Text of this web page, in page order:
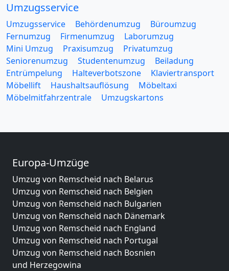
Umzugsservice
Umzugsservice Behördenumzug
Büroumzug
Fernumzug
Firmenumzug
Laborumzug
Mini Umzug
Praxisumzug
Privatumzug
Seniorenumzug
Studentenumzug
Beiladung
Entrümpelung
Halteverbotszone
Klaviertransport
Möbellift
Haushaltsauflösung
Möbeltaxi
Möbelmitfahrzentrale
Umzugskartons
Europa-Umzüge
Umzug von Remscheid nach Belarus
Umzug von Remscheid nach Belgien
Umzug von Remscheid nach Bulgarien
Umzug von Remscheid nach Dänemark
Umzug von Remscheid nach England
Umzug von Remscheid nach Portugal
Umzug von Remscheid nach Bosnien
und Herzegowina